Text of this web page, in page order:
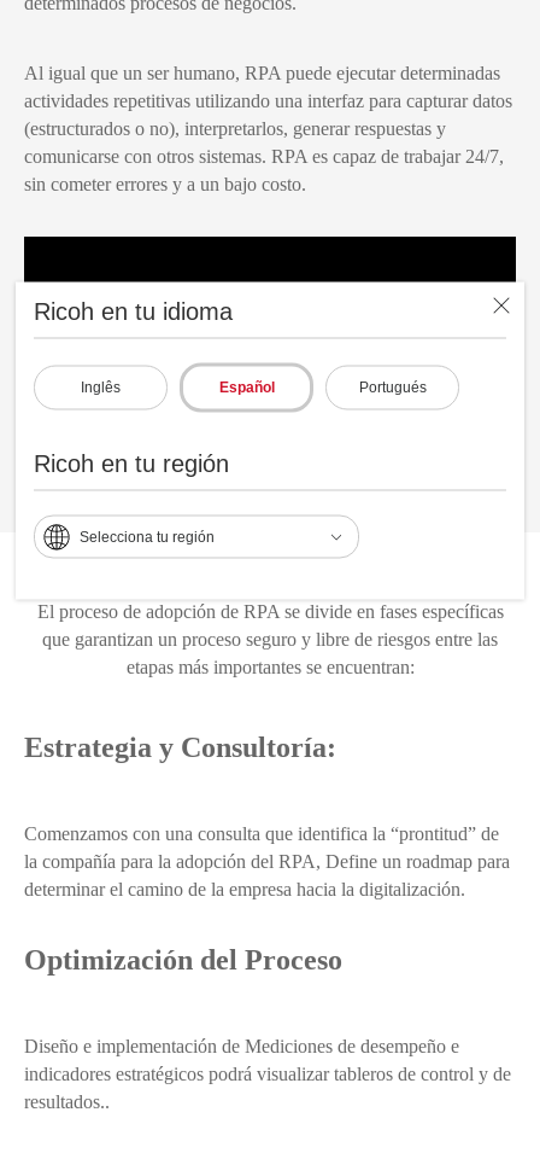
Ricoh en tu idioma
Inglês Español Portugués
Ricoh en tu región
Selecciona tu región
Al igual que un ser humano, RPA puede ejecutar determinadas
actividades repetitivas utilizando una interfaz para capturar datos
(estructurados o no), interpretarlos, generar respuestas y
comunicarse con otros sistemas. RPA es capaz de trabajar 24/7,
sin cometer errores y a un bajo costo.
El proceso de adopción de RPA se divide en fases específicas
que garantizan un proceso seguro y libre de riesgos entre las
etapas más importantes se encuentran:
Estrategia y Consultoría:
Comenzamos con una consulta que identifica la “prontitud” de
la compañía para la adopción del RPA, Define un roadmap para
determinar el camino de la empresa hacia la digitalización.
Optimización del Proceso
Diseño e implementación de Mediciones de desempeño e
indicadores estratégicos podrá visualizar tableros de control y de
resultados..